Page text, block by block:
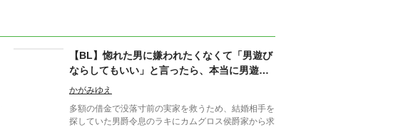
【BL】惚れた男に嫌われたくなくて「男遊び
ならしてもいい」と言ったら、本当に男遊び
を始められて絶望している侯爵令息の話
かがみゆえ
多額の借金で没落寸前の実家を救うため、結婚相手を
探していた男爵令息のラキにカムグロス侯爵家から求